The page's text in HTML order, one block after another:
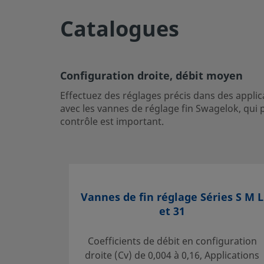
Exporter au format CSV
Effectuez des réglages précis dans des applications
faibles ou élevées et par des débits faibles, moyens ou
réglage fin Swagelok, qui permettent de contrôler
applications d'analyse ou de recherche où un tel contrôle
Si vous avez des questions concernant ce produit,
permettront de tirer le meilleur parti de votre
Catalogues
Configuration droite, débit moyen
Effectuez des réglages précis dans des
avec les vannes de réglage fin Swagelok,
contrôle est important.
Vannes de fin réglage Séries S M L
et 31
Coefficients de débit en configuration
droite (Cv) de 0,004 à 0,16, Applications